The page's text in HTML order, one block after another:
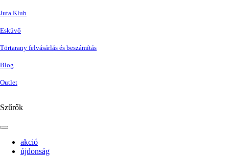
Juta Klub
Esküvő
Törtarany felvásárlás és beszámítás
Blog
Outlet
Szűrők
akció
újdonság